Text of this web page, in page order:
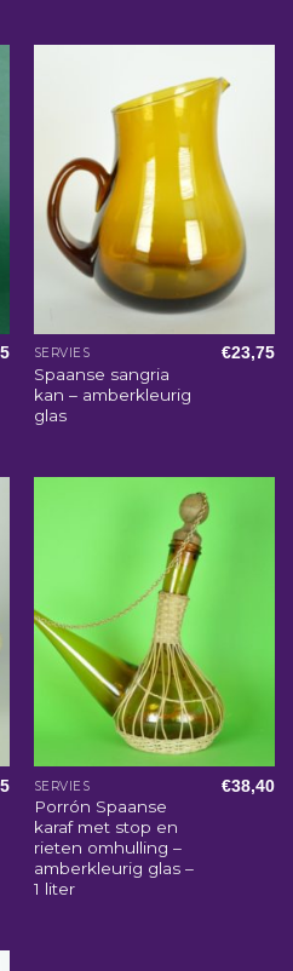
SERVIES
Spaanse sangria
kan – amberkleurig
glas
€23,75
SERVIES
Porrón Spaanse
karaf met stop en
rieten omhulling –
amberkleurig glas –
1 liter
€38,40